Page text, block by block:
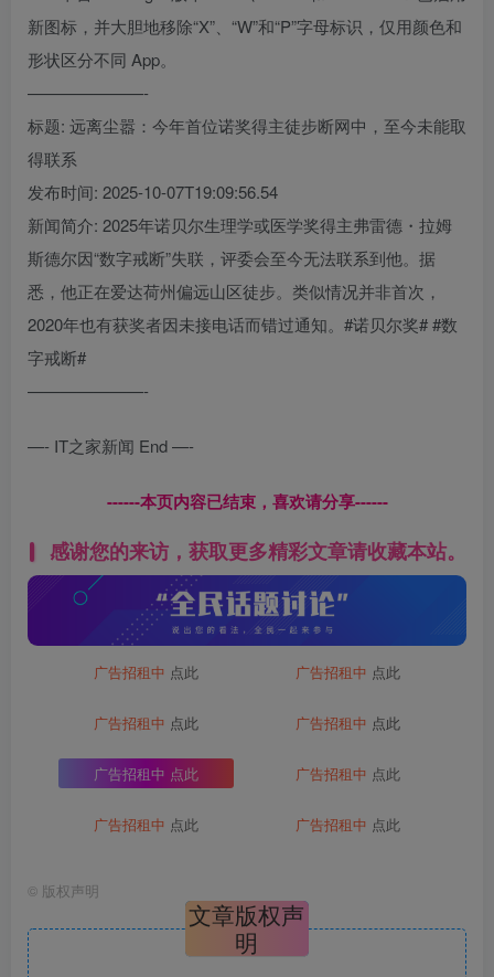
新图标，并大胆地移除“X”、“W”和“P”字母标识，仅用颜色和
形状区分不同 App。
———————-
标题: 远离尘嚣：今年首位诺奖得主徒步断网中，至今未能取
得联系
发布时间: 2025-10-07T19:09:56.54
新闻简介: 2025年诺贝尔生理学或医学奖得主弗雷德・拉姆
斯德尔因“数字戒断”失联，评委会至今无法联系到他。据
悉，他正在爱达荷州偏远山区徒步。类似情况并非首次，
2020年也有获奖者因未接电话而错过通知。#诺贝尔奖# #数
字戒断#
———————-
—- IT之家新闻 End —-
------本页内容已结束，喜欢请分享------
感谢您的来访，获取更多精彩文章请收藏本站。
广告招租中 点此 广告招租中 点此
广告招租中 点此 广告招租中 点此
广告招租中 点此 广告招租中 点此
广告招租中 点此 广告招租中 点此
© 版权声明
文章版权声
明